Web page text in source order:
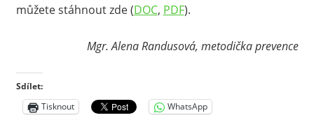
můžete stáhnout zde (DOC, PDF).
Mgr. Alena Randusová, metodička prevence
Sdílet:
Tisknout
WhatsApp